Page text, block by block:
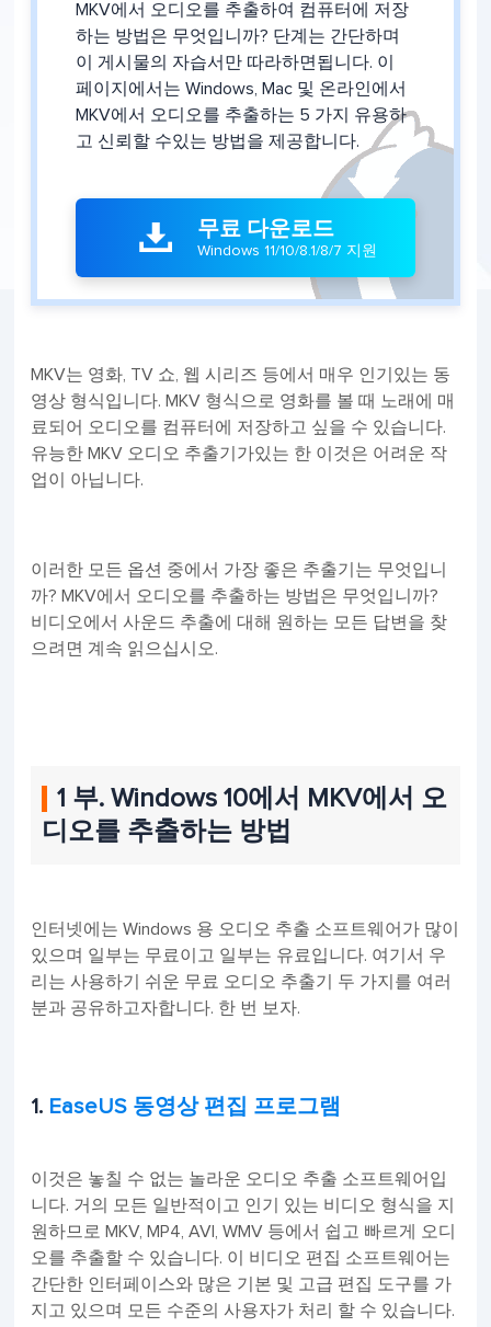
MKV에서 오디오를 추출하여 컴퓨터에 저장
하는 방법은 무엇입니까? 단계는 간단하며
이 게시물의 자습서만 따라하면됩니다. 이
페이지에서는 Windows, Mac 및 온라인에서
MKV에서 오디오를 추출하는 5 가지 유용하
고 신뢰할 수있는 방법을 제공합니다.
 무료 다운로드
Windows 11/10/8.1/8/7 지원
MKV는 영화, TV 쇼, 웹 시리즈 등에서 매우 인기있는 동
영상 형식입니다. MKV 형식으로 영화를 볼 때 노래에 매
료되어 오디오를 컴퓨터에 저장하고 싶을 수 있습니다.
유능한 MKV 오디오 추출기가있는 한 이것은 어려운 작
업이 아닙니다.
이러한 모든 옵션 중에서 가장 좋은 추출기는 무엇입니
까? MKV에서 오디오를 추출하는 방법은 무엇입니까?
비디오에서 사운드 추출에 대해 원하는 모든 답변을 찾
으려면 계속 읽으십시오.
1 부. Windows 10에서 MKV에서 오
디오를 추출하는 방법
인터넷에는 Windows 용 오디오 추출 소프트웨어가 많이
있으며 일부는 무료이고 일부는 유료입니다. 여기서 우
리는 사용하기 쉬운 무료 오디오 추출기 두 가지를 여러
분과 공유하고자합니다. 한 번 보자.
1. EaseUS 동영상 편집 프로그램
이것은 놓칠 수 없는 놀라운 오디오 추출 소프트웨어입
니다. 거의 모든 일반적이고 인기 있는 비디오 형식을 지
원하므로 MKV, MP4, AVI, WMV 등에서 쉽고 빠르게 오디
오를 추출할 수 있습니다. 이 비디오 편집 소프트웨어는
간단한 인터페이스와 많은 기본 및 고급 편집 도구를 가
지고 있으며 모든 수준의 사용자가 처리 할 수 ​​있습니다.